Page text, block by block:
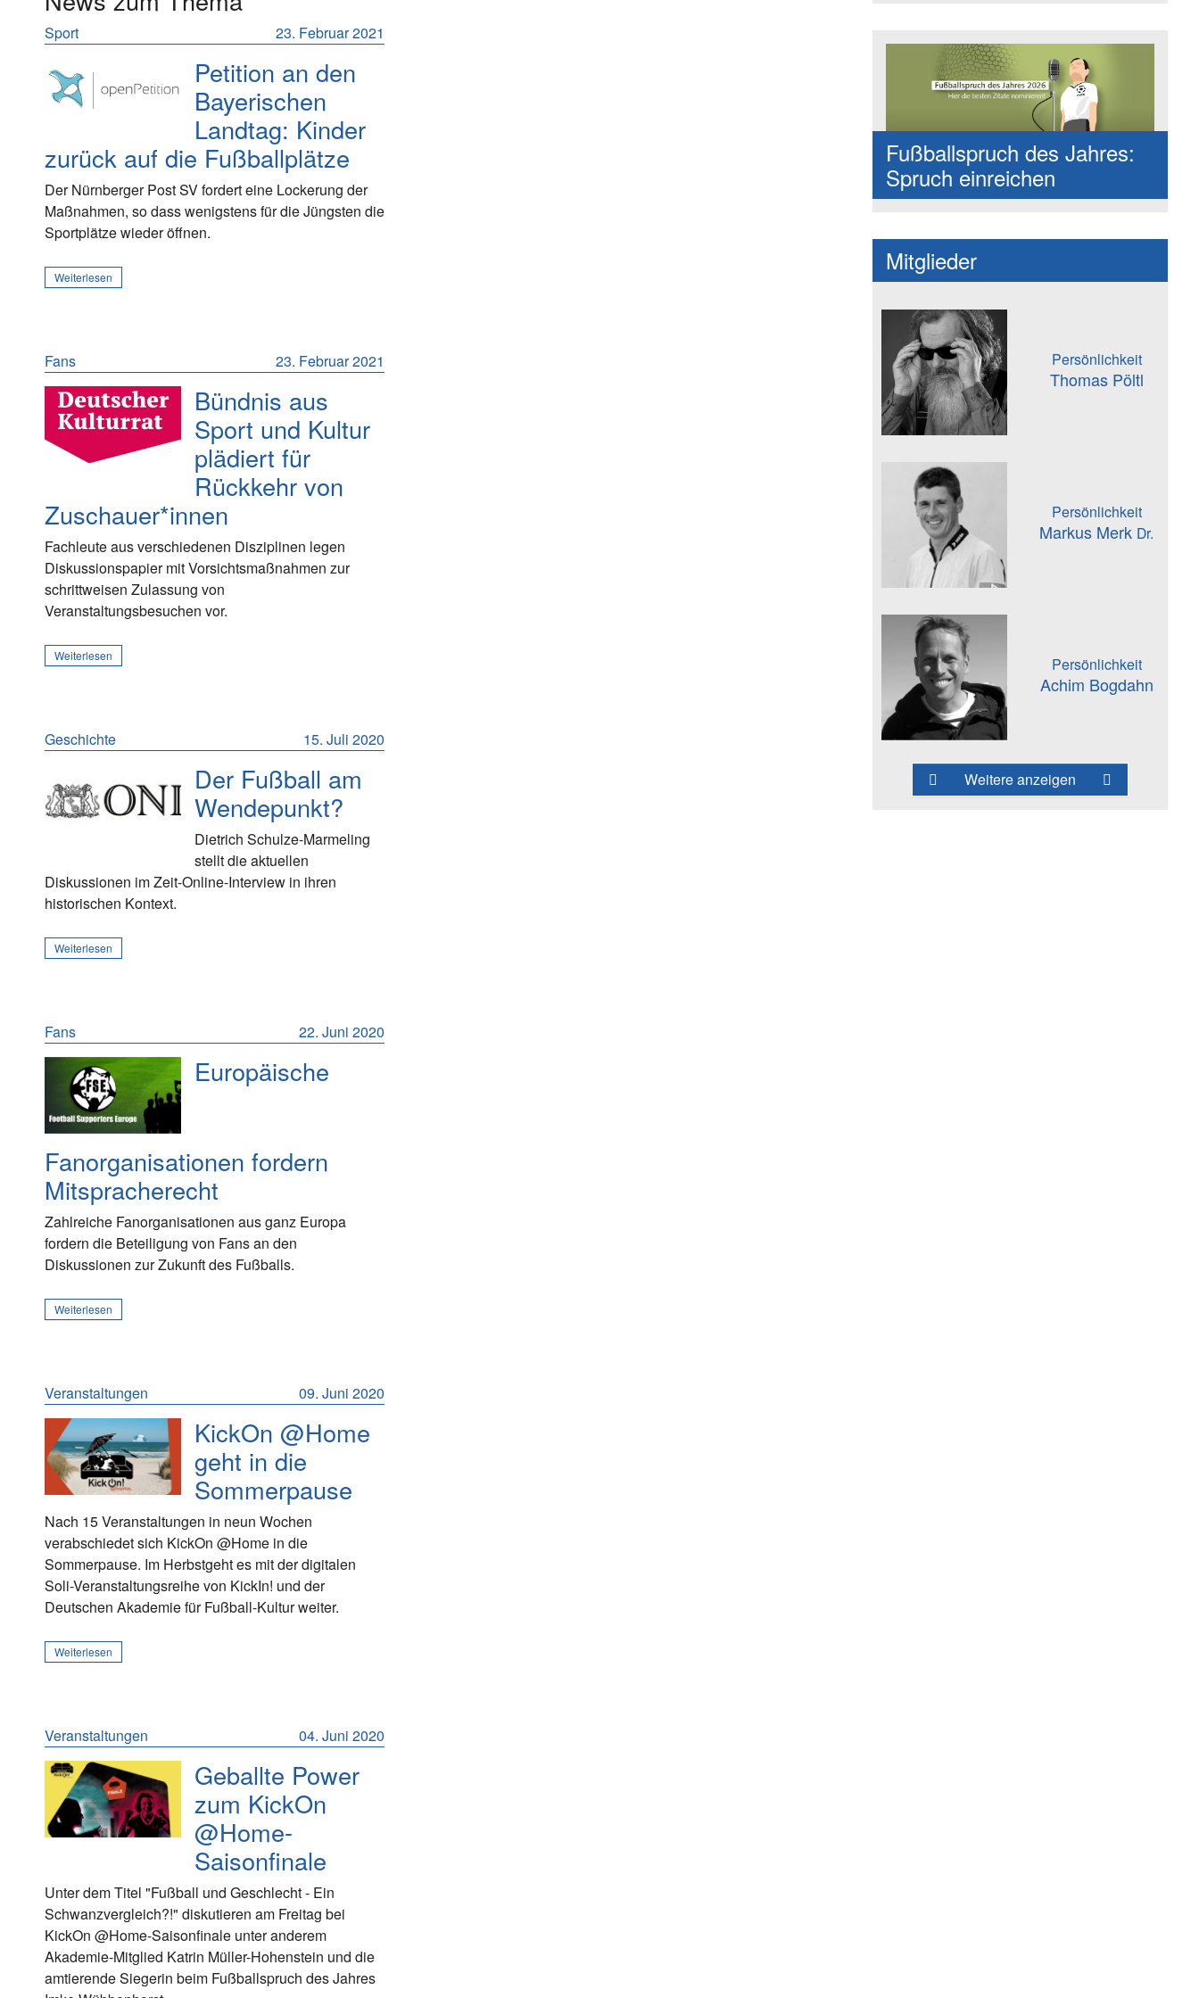
23. Februar 2021
Sport
Petition an den
Bayerischen
Landtag: Kinder
zurück auf die Fußballplätze
Der Nürnberger Post SV fordert eine Lockerung der
Maßnahmen, so dass wenigstens für die Jüngsten die
Sportplätze wieder öffnen.
Weiterlesen
23. Februar 2021
Fans
Bündnis aus
Sport und Kultur
plädiert für
Rückkehr von
Zuschauer*innen
Fachleute aus verschiedenen Disziplinen legen
Diskussionspapier mit Vorsichtsmaßnahmen zur
schrittweisen Zulassung von
Veranstaltungsbesuchen vor.
Weiterlesen
15. Juli 2020
Geschichte
Der Fußball am
Wendepunkt?
Dietrich Schulze-Marmeling
stellt die aktuellen
Diskussionen im Zeit-Online-Interview in ihren
historischen Kontext.
Weiterlesen
22. Juni 2020
Fans
Europäische
Fanorganisationen fordern
Mitspracherecht
Zahlreiche Fanorganisationen aus ganz Europa
fordern die Beteiligung von Fans an den
Diskussionen zur Zukunft des Fußballs.
Weiterlesen
09. Juni 2020
Veranstaltungen
KickOn @Home
geht in die
Sommerpause
Nach 15 Veranstaltungen in neun Wochen
verabschiedet sich KickOn @Home in die
Sommerpause. Im Herbstgeht es mit der digitalen
Soli-Veranstaltungsreihe von KickIn! und der
Deutschen Akademie für Fußball-Kultur weiter.
Weiterlesen
04. Juni 2020
Veranstaltungen
Geballte Power
zum KickOn
@Home-
Saisonfinale
Unter dem Titel "Fußball und Geschlecht - Ein
Schwanzvergleich?!" diskutieren am Freitag bei
KickOn @Home-Saisonfinale unter anderem
Akademie-Mitglied Katrin Müller-Hohenstein und die
amtierende Siegerin beim Fußballspruch des Jahres
Fußballspruch des Jahres:
Spruch einreichen
Mitglieder
Persönlichkeit
Thomas Pöltl
Persönlichkeit
Markus Merk Dr.
Persönlichkeit
Achim Bogdahn
Weitere anzeigen